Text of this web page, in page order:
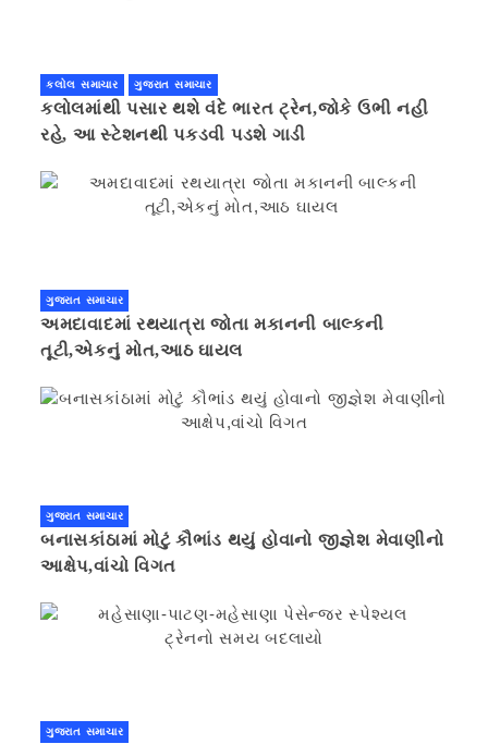
કલોલ સમાચાર ગુજરાત સમાચાર
કલોલમાંથી પસાર થશે વંદે ભારત ટ્રેન,જોકે ઉભી નહી
રહે, આ સ્ટેશનથી પકડવી પડશે ગાડી
ગુજરાત સમાચાર
અમદાવાદમાં રથયાત્રા જોતા મકાનની બાલ્કની
તૂટી,એકનું મોત,આઠ ઘાયલ
ગુજરાત સમાચાર
બનાસકાંઠામાં મોટું કૌભાંડ થયું હોવાનો જીજ્ઞેશ મેવાણીનો
આક્ષેપ,વાંચો વિગત
ગુજરાત સમાચાર